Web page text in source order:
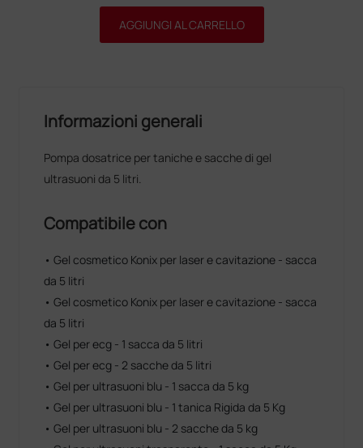
AGGIUNGI AL CARRELLO
Informazioni generali
Pompa dosatrice per taniche e sacche di gel
ultrasuoni da 5 litri.
Compatibile con
• Gel cosmetico Konix per laser e cavitazione - sacca
da 5 litri
• Gel cosmetico Konix per laser e cavitazione - sacca
da 5 litri
• Gel per ecg - 1 sacca da 5 litri
• Gel per ecg - 2 sacche da 5 litri
• Gel per ultrasuoni blu - 1 sacca da 5 kg
• Gel per ultrasuoni blu - 1 tanica Rigida da 5 Kg
• Gel per ultrasuoni blu - 2 sacche da 5 kg